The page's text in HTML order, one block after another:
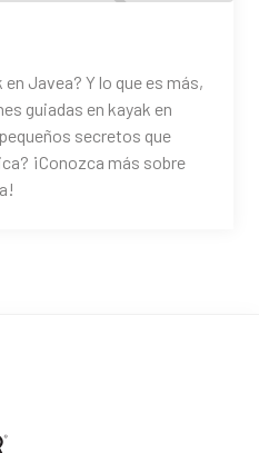
Javea? Y lo que es más,
guiadas en kayak en
secretos que
¡Conozca más sobre